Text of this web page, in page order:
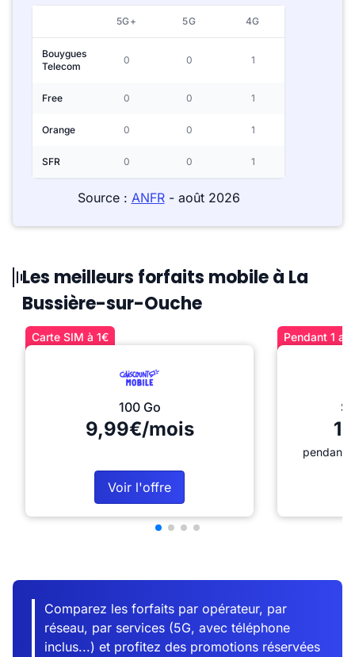
5G+ 5G 4G
Bouygues
Telecom
0 0 1
Free 0 0 1
Orange 0 0 1
SFR 0 0 1
Source : ANFR- août 2026
Les meilleurs forfaits mobile à La
Bussière-sur-Ouche
Carte SIM à 1€
100 Go
9,99€/mois
Voir l'offre
Pendant 1
pendant
Comparez les forfaits par opérateur, par
réseau, par services (5G, avec téléphone
inclus...) et profitez des promotions réservées